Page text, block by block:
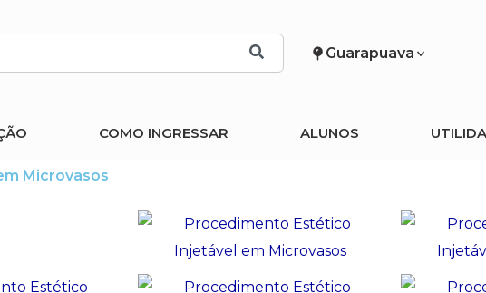
Guarapuava
COMO INGRESSAR ALUNOS
Microvasos